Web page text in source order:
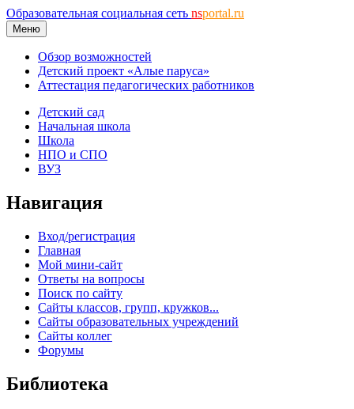
Образовательная социальная сеть nsportal.ru
Меню
Обзор возможностей
Детский проект «Алые паруса»
Аттестация педагогических работников
Детский сад
Начальная школа
Школа
НПО и СПО
ВУЗ
Навигация
Вход/регистрация
Главная
Мой мини-сайт
Ответы на вопросы
Поиск по сайту
Сайты классов, групп, кружков...
Сайты образовательных учреждений
Сайты коллег
Форумы
Библиотека